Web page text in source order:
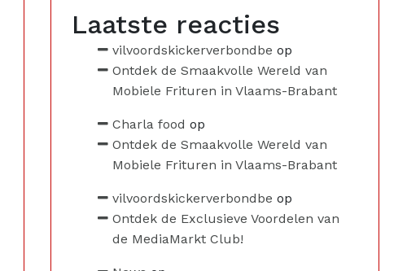
Laatste reacties
vilvoordskickerverbondbe op
Ontdek de Smaakvolle Wereld van
Mobiele Frituren in Vlaams-Brabant
Charla food op
Ontdek de Smaakvolle Wereld van
Mobiele Frituren in Vlaams-Brabant
vilvoordskickerverbondbe op
Ontdek de Exclusieve Voordelen van
de MediaMarkt Club!